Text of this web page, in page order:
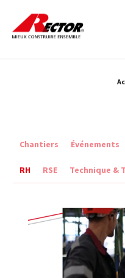
Rector Mieux construire
Chantiers Événements
RH RSE Technique &